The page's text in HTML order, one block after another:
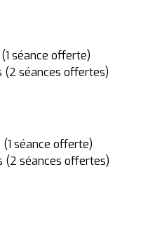
séance offerte)
(2 séances offertes)
(1 séance offerte)
(2 séances offertes)